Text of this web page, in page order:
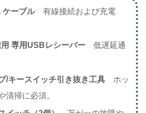
ケーブル有線接続および充電
専用USBレシーバー低遅延通
/キースイッチ引き抜き工具ホッ
清掃に必須。